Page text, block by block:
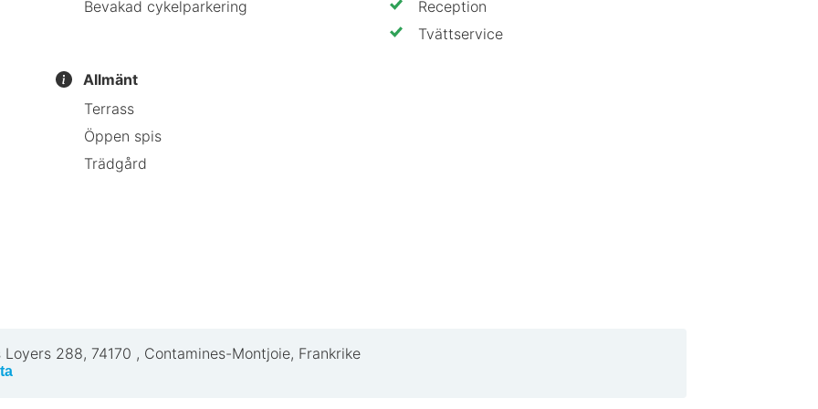
Gai Soleil
rekommenderar Chalet-hôtel Gai Soleil
Bevakad cykelparkering
Allmänt
Terrass
Öppen spis
Trädgård
Reception
Tvättservice
Loyers 288, 74170 , Contamines-Montjoie, Frankrike